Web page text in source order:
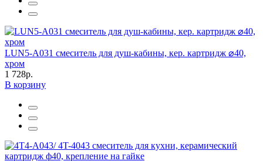
LUN5-A031 смеситель для душ-кабины, кер. картридж ⌀40,
хром
1 728р.
В корзину